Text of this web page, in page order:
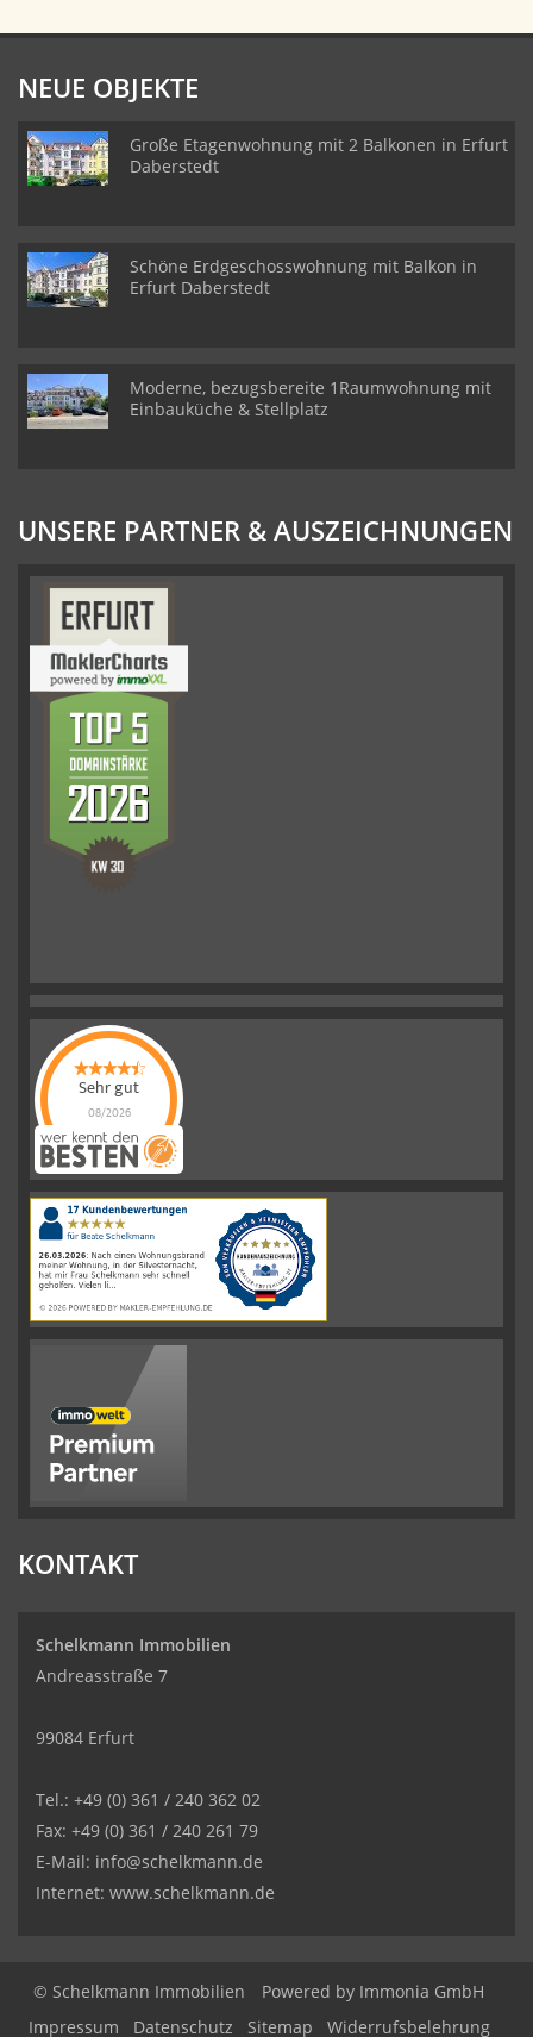
NEUE OBJEKTE
Große Etagenwohnung mit 2 Balkonen in Erfurt
Daberstedt
Schöne Erdgeschosswohnung mit Balkon in
Erfurt Daberstedt
Moderne, bezugsbereite 1Raumwohnung mit
Einbauküche & Stellplatz
UNSERE PARTNER & AUSZEICHNUNGEN
Sehr gut
08/2026
Schelkmann
Immobilienhat
|110Schelkmann
ImmobilienBewertungen
auf
werkenntdenBESTEN.de
KONTAKT
Schelkmann Immobilien
Andreasstraße 7
99084 Erfurt
Tel.: +49 (0) 361 / 240 362 02
Fax: +49 (0) 361 / 240 261 79
E-Mail: info@schelkmann.de
Internet: www.schelkmann.de
© Schelkmann Immobilien Powered by Immonia GmbH
Impressum
Datenschutz Sitemap Widerrufsbelehrung